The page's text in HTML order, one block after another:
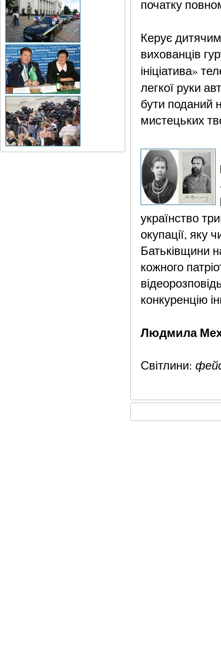
початку
Керує
вихованців
ініціатива»
легкої руки
бути поданий
мистецьких
українство
окупації, яку
Батьківщини
кожного
конкуренцію
Людмила
Світлини: